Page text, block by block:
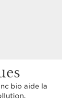
bio aide la